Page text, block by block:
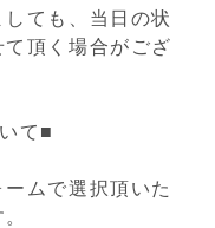
ても、当日の状
頂く場合がござ
て■
ムで選択頂いた